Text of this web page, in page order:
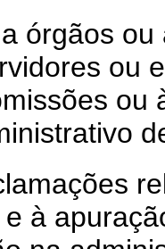
órgãos
ou
ou
à